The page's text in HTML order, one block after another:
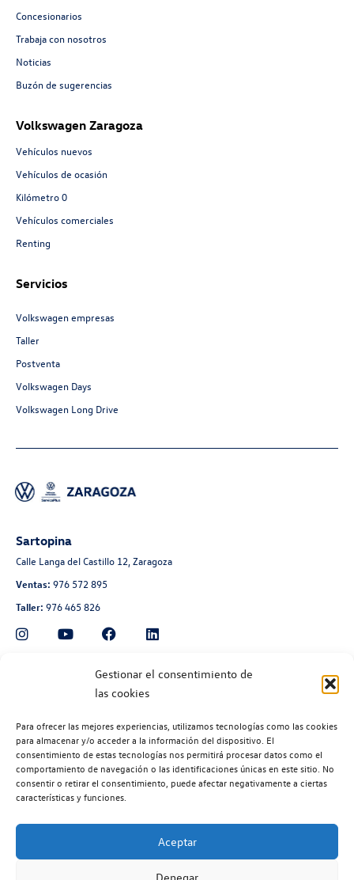
Gestionar el consentimiento de
las cookies
Para ofrecer las mejores experiencias, utilizamos tecnologías como las cookies
para almacenar y/o acceder a la información del dispositivo. El
consentimiento de estas tecnologías nos permitirá procesar datos como el
comportamiento de navegación o las identificaciones únicas en este sitio. No
consentir o retirar el consentimiento, puede afectar negativamente a ciertas
características y funciones.
Aceptar
Denegar
Concesionarios
Trabaja con nosotros
Noticias
Buzón de sugerencias
Volkswagen Zaragoza
Vehículos nuevos
Vehículos de ocasión
Kilómetro 0
Vehículos comerciales
Renting
Servicios
Volkswagen empresas
Taller
Postventa
Volkswagen Days
Volkswagen Long Drive
Sartopina
Calle Langa del Castillo 12, Zaragoza
Ventas: 976 572 895
Taller: 976 465 826
Automoción Aragonesa
Avenida de Navarra 135, Zaragoza
Taller:976 300 563
Recambios:976 300 564
©2026 | Volkswagen Zaragoza| Aviso legal |Política de privacidad |